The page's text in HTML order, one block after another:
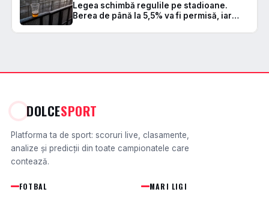
Legea schimbă regulile pe stadioane.
Berea de până la 5,5% va fi permisă, iar
DOLCESPORT
Platforma ta de sport: scoruri live, clasamente,
analize și predicții din toate campionatele care
contează.
FOTBAL MARI LIGI